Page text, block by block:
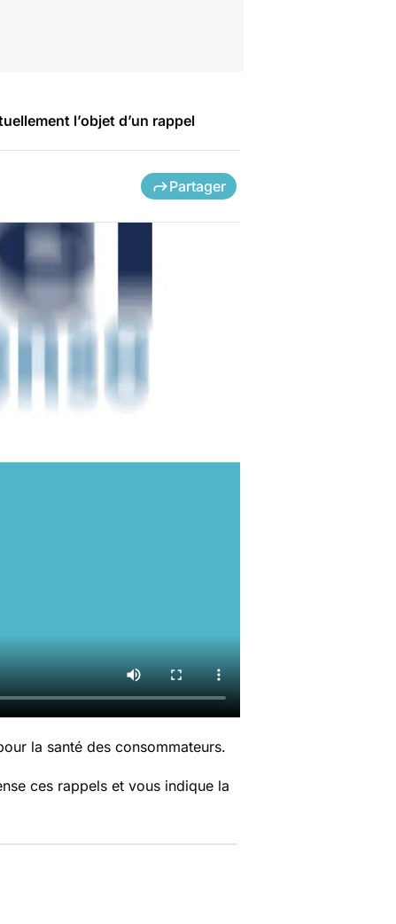
l’objet d’un rappel
Partager
la santé des consommateurs.
ces rappels et vous indique la